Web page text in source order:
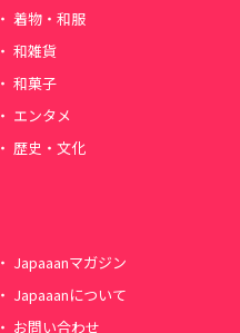
着物・和服
和雑貨
和菓子
エンタメ
歴史・文化
Japaaanマガジン
Japaaanについて
お問い合わせ